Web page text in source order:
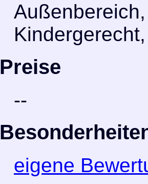
Preise
--
eigene